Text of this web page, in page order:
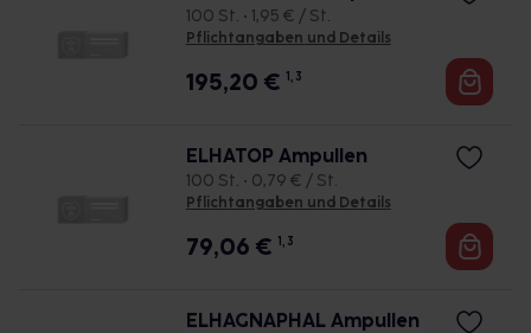
100 St. • 1,95 € / St.
Pflichtangaben und Details
195,20 € 1, 3
ELHATOP Ampullen
100 St. • 0,79 € / St.
Pflichtangaben und Details
79,06 € 1, 3
ELHAGNAPHAL Ampullen